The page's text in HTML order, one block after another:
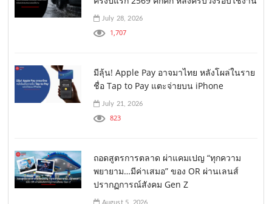
July 28, 2026
1,707
มีลุ้น! Apple Pay อาจมาไทย หลังโผล่ในราย
ชื่อ Tap to Pay แตะจ่ายบน iPhone
July 21, 2026
823
ถอดสูตรการตลาด ผ่าแคมเปญ “ทุกความ
พยายาม…มีค่าเสมอ” ของ OR ผ่านเลนส์
ปรากฏการณ์สังคม Gen Z
August 5, 2026